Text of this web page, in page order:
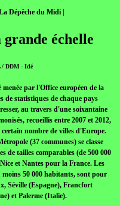
Dépêche du Midi |
grande échelle
DDM - Idé
par l'Office européen de la
de statistiques de chaque pays
au travers d'une soixantaine
recueillis entre 2007 et 2012,
nombre de villes d'Europe.
(37 communes) se classe
de tailles comparables (de 500 000
et Nantes pour la France. Les
moins 50 000 habitants, sont pour
Séville (Espagne), Francfort
et Palerme (Italie).